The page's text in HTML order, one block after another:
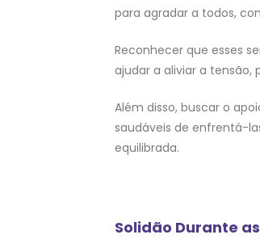
para agradar a todos,
Reconhecer que esses
ajudar a aliviar a
Além disso, buscar o
saudáveis de enfrentá-
equilibrada.
Solidão Durante